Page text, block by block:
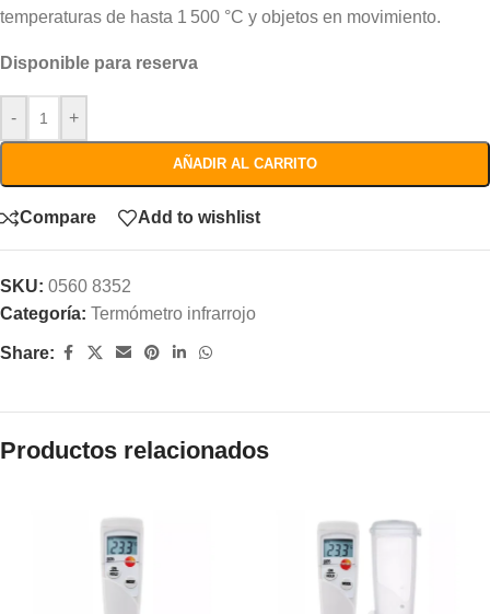
temperaturas de hasta 1 500 °C y objetos en movimiento.
Disponible para reserva
- +
AÑADIR AL CARRITO
Compare Add to wishlist
SKU: 0560 8352
Categoría: Termómetro infrarrojo
Share:
Productos relacionados